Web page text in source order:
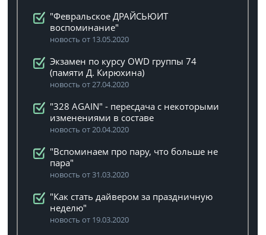
"Февральское ДРАЙСЬЮИТ
воспоминание"
новость от 13.05.2020
Экзамен по курсу OWD группы 74
(памяти Д. Кирюхина)
новость от 27.04.2020
"328 AGAIN" - пересдача с некоторыми
изменениями в составе
новость от 20.04.2020
"Вспоминаем про пару, что больше не
пара"
новость от 31.03.2020
"Как стать дайвером за праздничную
неделю"
новость от 19.03.2020